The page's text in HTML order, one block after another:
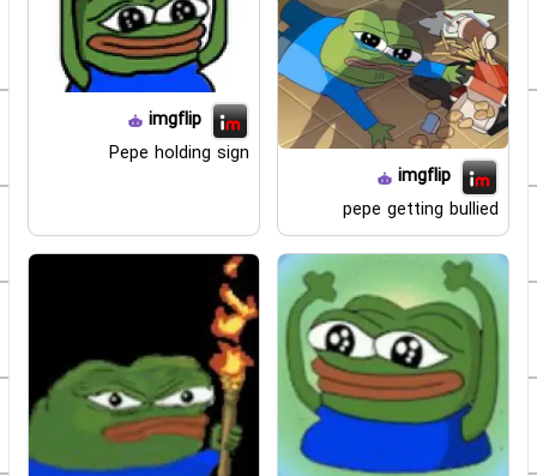
imgflip
pepe getting bullied
imgflip
Pepe holding sign